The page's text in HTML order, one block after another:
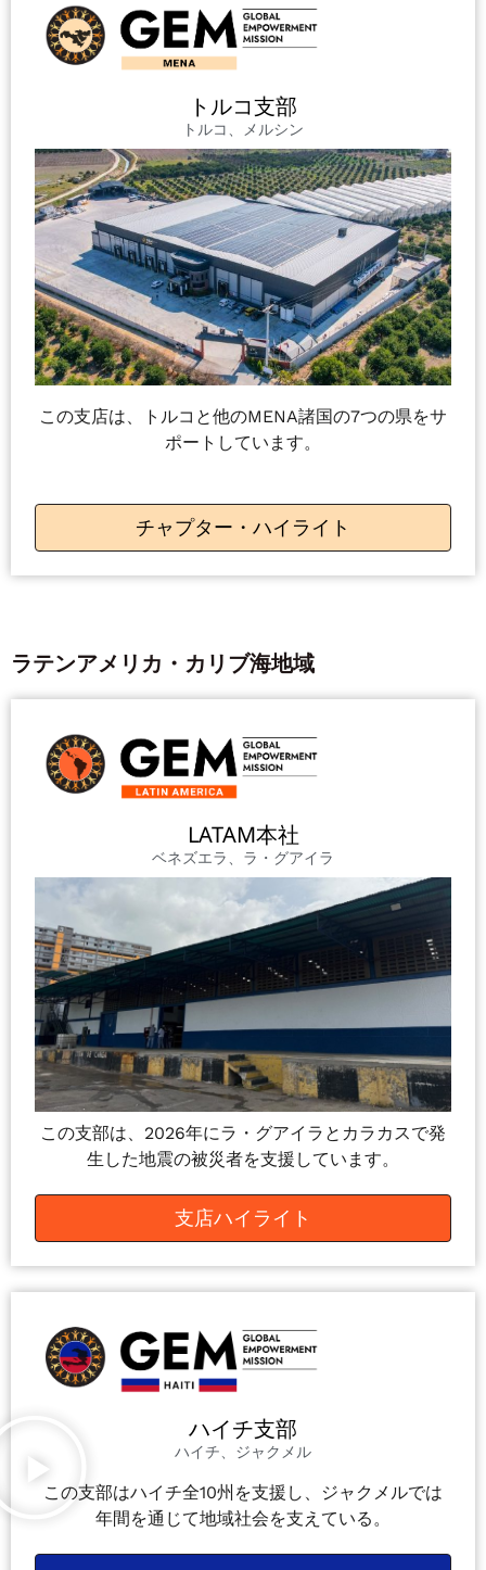
トルコ支部
トルコ、メルシン
この支店は、トルコと他のMENA諸国の7つの県をサ
ポートしています。
チャプター・ハイライト
ラテンアメリカ・カリブ海地域
LATAM本社
ベネズエラ、ラ・グアイラ
この支部は、2026年にラ・グアイラとカラカスで発
生した地震の被災者を支援しています。
支店ハイライト
ハイチ支部
ハイチ、ジャクメル
この支部はハイチ全10州を支援し、ジャクメルでは
年間を通じて地域社会を支えている。